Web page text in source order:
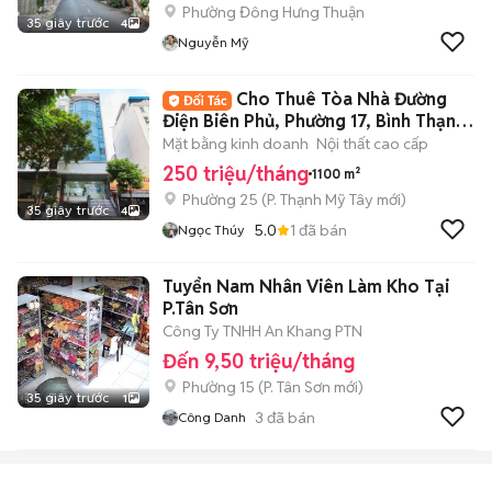
35 giây trước 4
Phường Đông Hưng Thuận
Nguyễn Mỹ
35 giây trước 4
Cho Thuê Tòa Nhà Đường
Điện Biên Phủ, Phường 17, Bình Thạnh,
DT: 8x20m
Mặt bằng kinh doanh Nội thất cao cấp
250 triệu/tháng 1100 m²
Phường 25 (P. Thạnh Mỹ Tây mới)
Ngọc Thúy 5.0 1 đã bán
35 giây trước 1
Tuyển Nam Nhân Viên Làm Kho Tại
P.Tân Sơn
Công Ty TNHH An Khang PTN
Đến 9,50 triệu/tháng
Phường 15 (P. Tân Sơn mới)
Công Danh 3 đã bán